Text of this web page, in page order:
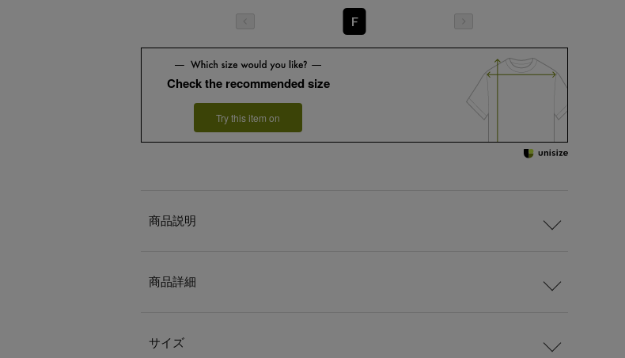
F
Check the recommended size
Try this item on
商品説明
商品詳細
サイズ